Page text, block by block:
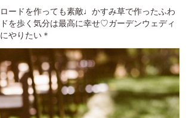
ードを作っても素敵♩かすみ草で作ったふわ
を歩く気分は最高に幸せ♡ガーデンウェディ
やりたい＊